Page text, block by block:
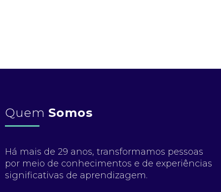
Quem Somos
Há mais de 29 anos, transformamos pessoas
por meio de conhecimentos e de experiências
significativas de aprendizagem.